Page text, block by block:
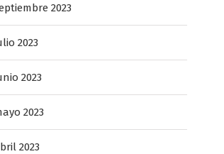
2023
2023
2023
2023
2023